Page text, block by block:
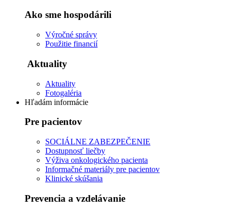
Ako sme hospodárili
Výročné správy
Použitie financií
Aktuality
Aktuality
Fotogaléria
Hľadám informácie
Pre pacientov
SOCIÁLNE ZABEZPEČENIE
Dostupnosť liečby
Výživa onkologického pacienta
Informačné materiály pre pacientov
Klinické skúšania
Prevencia a vzdelávanie